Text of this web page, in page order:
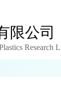
限公司
Research